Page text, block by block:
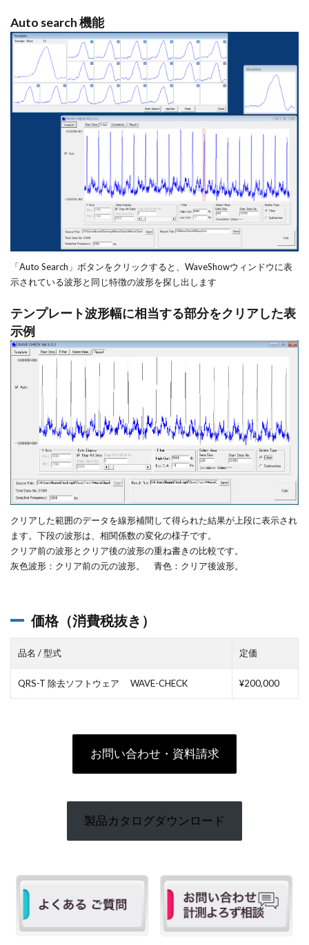
Auto search 機能
「Auto Search」ボタンをクリックすると、WaveShowウィンドウに表
示されている波形と同じ特徴の波形を探し出します
テンプレート波形幅に相当する部分をクリアした表
示例
クリアした範囲のデータを線形補間して得られた結果が上段に表示され
ます。下段の波形は、相関係数の変化の様子です。
クリア前の波形とクリア後の波形の重ね書きの比較です。
灰色波形：クリア前の元の波形。 青色：クリア後波形。
価格（消費税抜き）
品名 / 型式 定価
QRS-T 除去ソフトウェア WAVE-CHECK ¥200,000
お問い合わせ・資料請求
製品カタログダウンロード